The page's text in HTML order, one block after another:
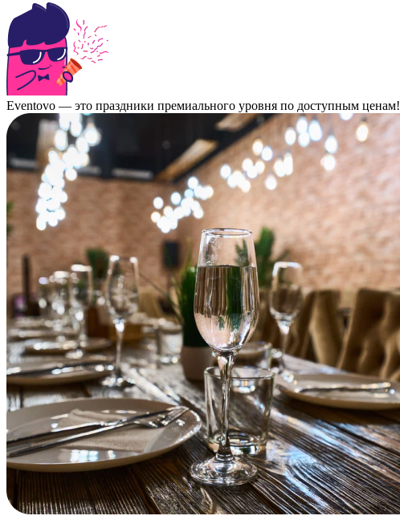
Eventovo — это праздники премиального уровня по доступным ценам!